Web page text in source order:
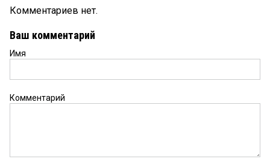
Комментариев нет.
Ваш комментарий
Имя
Комментарий